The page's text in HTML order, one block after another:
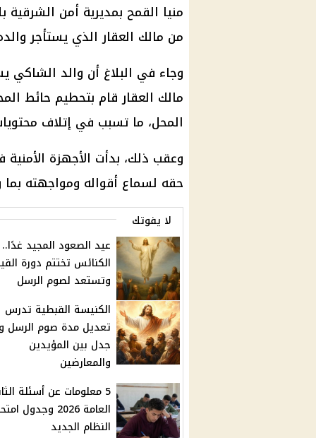
منيا القمح بمديرية أمن الشرقية
من مالك العقار الذي يستأجر
وجاء في البلاغ أن والد الشاكي
مالك العقار قام بتحطيم حائط
المحل، ما تسبب في إتلاف
وعقب ذلك، بدأت الأجهزة
حقه لسماع أقواله ومواجهته بما
لا يفوتك
عيد الصعود المجيد غدًا..
الكنائس تختتم دورة
وتستعد لصوم الرسل
الكنيسة القبطية تدرس
تعديل مدة صوم
جدل بين المؤيدين
والمعارضين
5 معلومات عن أسئلة
العامة 2026 وجدول
النظام الجديد